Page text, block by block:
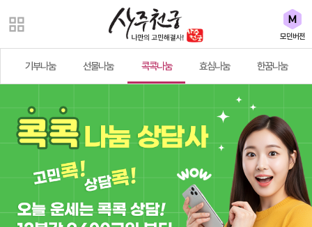
모던버전
기부나눔 선물나눔 콕콕나눔 효심나눔 한꿈나눔